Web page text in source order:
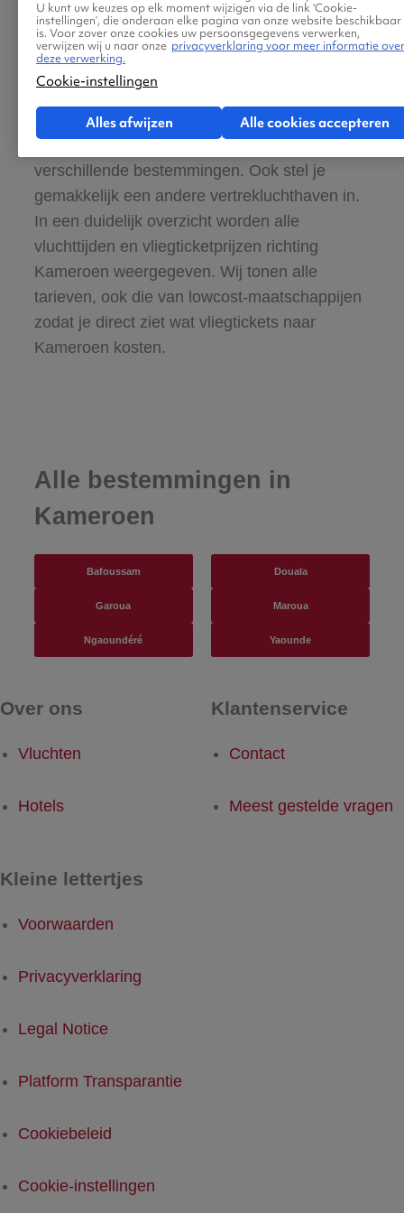
Kameroen?
Wil je afreizen naar Kameroen dan ben je bij
Vliegtickets.be aan het juiste adres. Onze
zoekmachine vergelijkt alle mogelijkheden
verschillende bestemmingen. Ook stel je
gemakkelijk een andere vertrekluchthaven in.
In een duidelijk overzicht worden alle
vluchttijden en vliegticketprijzen richting
Kameroen weergegeven. Wij tonen alle
tarieven, ook die van lowcost-maatschappijen
zodat je direct ziet wat vliegtickets naar
Kameroen kosten.
Alle bestemmingen in
Kameroen
Bafoussam Douala
Garoua Maroua
Ngaoundéré Yaounde
Over ons
Vluchten
Hotels
Klantenservice
Contact
Meest gestelde vragen
Kleine lettertjes
Voorwaarden
Privacyverklaring
Legal Notice
Platform Transparantie
Cookiebeleid
Cookie-instellingen
U kunt uw keuzes op elk moment wijzigen via de link ‘Cookie-
instellingen’, die onderaan elke pagina van onze website beschikbaar
is. Voor zover onze cookies uw persoonsgegevens verwerken,
verwijzen wij u naar onze privacyverklaring voor meer informatie over
deze verwerking.
Cookie-instellingen
Alles afwijzen Alle cookies accepteren